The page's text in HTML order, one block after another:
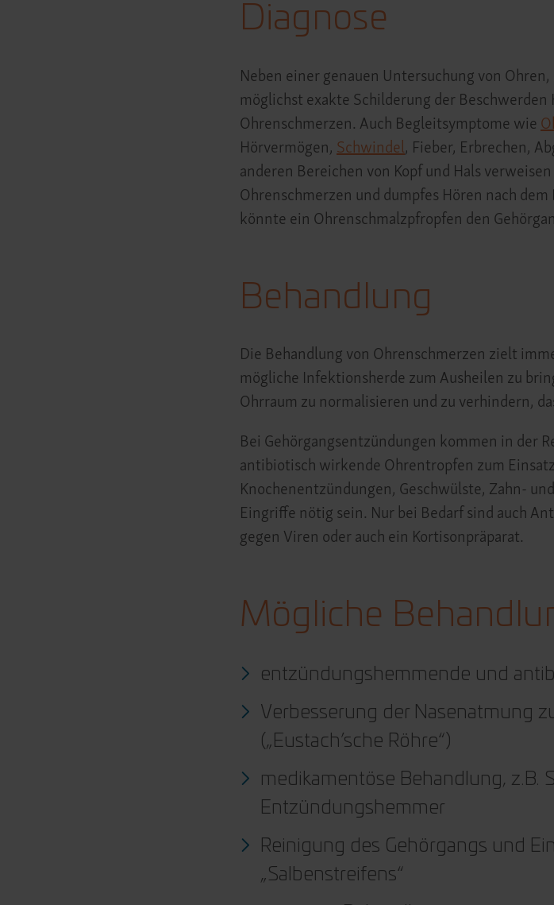
Diagnose
Neben einer genauen Untersuchung von
möglichst exakte Schilderung der Beschwerden
Ohrenschmerzen. Auch Begleitsymptome wie
Hörvermögen, Schwindel, Fieber, Erbrechen,
anderen Bereichen von Kopf und Hals
Ohrenschmerzen und dumpfes Hören nach
könnte ein Ohrenschmalzpfropfen den
Behandlung
Die Behandlung von Ohrenschmerzen zielt
mögliche Infektionsherde zum Ausheilen zu
Ohrraum zu normalisieren und zu verhindern,
Bei Gehörgangsentzündungen kommen in der
antibiotisch wirkende Ohrentropfen zum
Knochenentzündungen, Geschwülste, Zahn-
Eingriffe nötig sein. Nur bei Bedarf sind auch
gegen Viren oder auch ein Kortisonpräparat.
Mögliche
entzündungshemmende und
Verbesserung der Nasenatmung
(„Eustach’sche Röhre“)
medikamentöse Behandlung, z.B.
Entzündungshemmer
Reinigung des Gehörgangs und
„Salbenstreifens“